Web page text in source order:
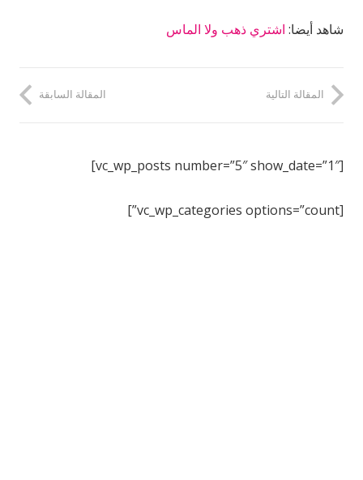
شاهد أيضا: اشتري ذهب ولا الماس
المقالة السابقة المقالة التالية
[vc_wp_posts number=”5″ show_date=”1″]
[vc_wp_categories options=”count”]